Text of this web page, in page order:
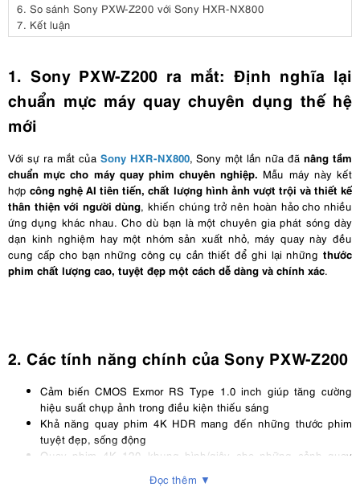
6. So sánh Sony PXW-Z200 với Sony HXR-NX800
7. Kết luận
1. Sony PXW-Z200 ra mắt: Định nghĩa lại
chuẩn mực máy quay chuyên dụng thế hệ
mới
Với sự ra mắt của Sony HXR-NX800, Sony một lần nữa đãnâng tầm
chuẩn mực cho máy quay phim chuyên nghiệp. Mẫu máy này kết
hợpcông nghệ AI tiên tiến, chất lượng hình ảnh vượt trội và thiết kế
thân thiện với người dùng, khiến chúng trở nên hoàn hảo cho nhiều
ứng dụng khác nhau. Cho dù bạn là một chuyên gia phát sóng dày
dạn kinh nghiệm hay một nhóm sản xuất nhỏ, máy quay này đều
cung cấp cho bạn những công cụ cần thiết để ghi lại những thước
phim chất lượng cao, tuyệt đẹp một cách dễ dàng và chính xác.
2. Các tính năng chính của Sony PXW-Z200
Cảm biến CMOS Exmor RS Type 1.0 inch giúp tăng cường
hiệu suất chụp ảnh trong điều kiện thiếu sáng
Khả năng quay phim 4K HDR mang đến những thước phim
tuyệt đẹp, sống động
Quay phim 4K 120 khung hình/giây cho những cảnh quay
Đọc thêm ▼